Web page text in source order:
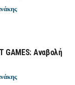
GAMES: Αναβολή